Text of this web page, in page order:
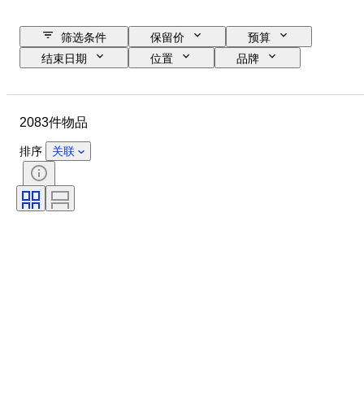
筛选条件 保留价
预算
结束日期
位置
品牌
细度
时代
金银块重量
2083件物品
排序 关联